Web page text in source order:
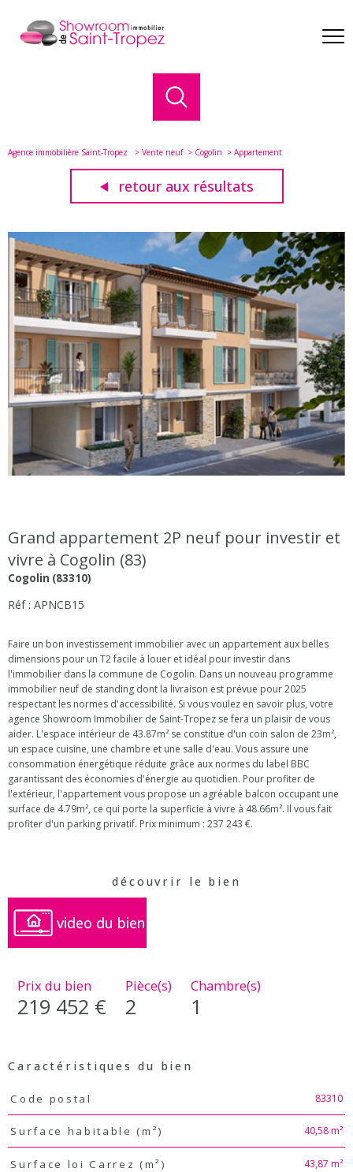
Agence immobilière Saint-Tropez Vente neuf Cogolin Appartement
retour aux résultats
Grand appartement 2P neuf pour investir et
vivre à Cogolin (83)
Cogolin (83310)
Réf : APNCB15
Faire un bon investissement immobilier avec un appartement aux belles
dimensions pour un T2 facile à louer et idéal pour investir dans
l'immobilier dans la commune de Cogolin. Dans un nouveau programme
immobilier neuf de standing dont la livraison est prévue pour 2025
respectant les normes d'accessibilité. Si vous voulez en savoir plus, votre
agence Showroom Immobilier de Saint-Tropez se fera un plaisir de vous
aider. L'espace intérieur de 43.87m² se constitue d'un coin salon de 23m²,
un espace cuisine, une chambre et une salle d'eau. Vous assure une
consommation énergétique réduite grâce aux normes du label BBC
garantissant des économies d'énergie au quotidien. Pour profiter de
l'extérieur, l'appartement vous propose un agréable balcon occupant une
surface de 4.79m², ce qui porte la superficie à vivre à 48.66m². Il vous fait
profiter d'un parking privatif. Prix minimum : 237 243 €.
découvrir le bien
video du bien
Prix du bien
219 452 €
Pièce(s)
2
Chambre(s)
1
Caractéristiques du bien
Caractéristiques Valeurs
Code postal 83310
Surface habitable (m²) 40,58 m²
Surface loi Carrez (m²) 43,87 m²